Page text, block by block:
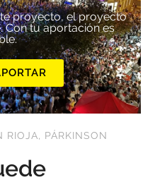
proyecto, el proyecto
Con tu aportación es
RIOJA, PÁRKINSON